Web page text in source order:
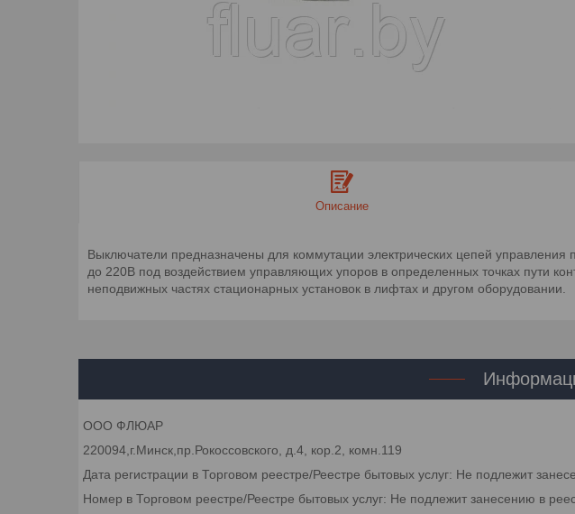
Описание
Выключатели предназначены для коммутации электрических цепей
до 220В под воздействием управляющих упоров в определенных точках пути
неподвижных частях стационарных установок в лифтах и другом оборудовании.
ООО ФЛЮАР
220094,г.Минск,пр.Рокоссовского, д.4, кор.2, комн.119
Дата регистрации в Торговом реестре/Реестре бытовых услуг: Не подлежит
Номер в Торговом реестре/Реестре бытовых услуг: Не подлежит занесению в